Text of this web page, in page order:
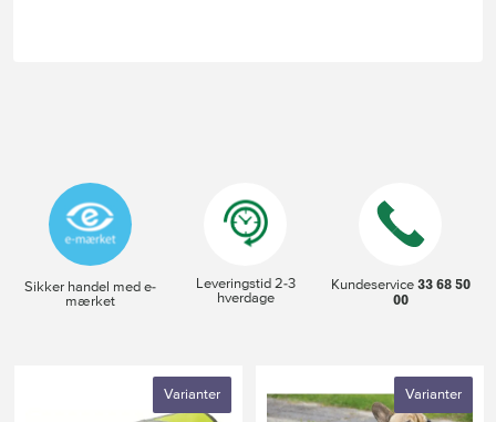
Sikker handel med e-
mærket
Leveringstid 2-3
hverdage
Kundeservice33 68 50
00
Varianter Varianter